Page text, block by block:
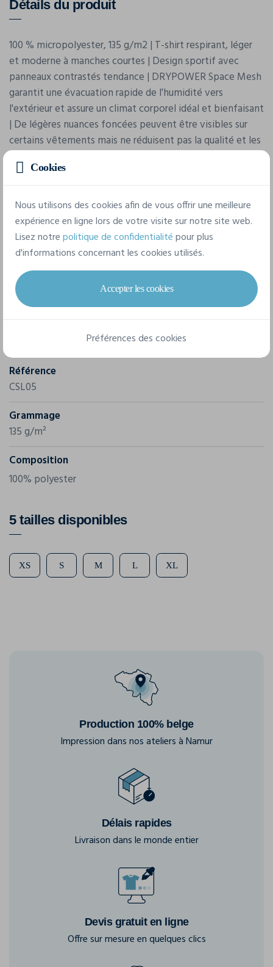
Détails du produit
100 % micropolyester, 135 g/m2 | T-shirt respirant, léger
et moderne à manches courtes | Design sportif avec
panneaux contrastés tendance | DRYPOWER Space Mesh
garantit une évacuation rapide de l'humidité vers
l'extérieur et assure un climat corporel idéal et bienfaisant
| De légères nuances foncées peuvent être visibles sur
certains vêtements mais ne réduisent pas la qualité et les
caractéristiques du produit Elles ne devraient plus être
visibles après le premier lavage
Caractéristiques
Référence
CSL05
Grammage
135 g/m²
Composition
100% polyester
5 tailles disponibles
XS S M L XL
Production 100% belge
Impression dans nos ateliers à Namur
Délais rapides
Livraison dans le monde entier
Devis gratuit en ligne
Offre sur mesure en quelques clics
Cookies
Nous utilisons des cookies afin de vous offrir une meilleure
expérience en ligne lors de votre visite sur notre site web.
Lisez notrepolitique de confidentialitépour plus
d'informations concernant les cookies utilisés.
Accepter les cookies
Préférences des cookies